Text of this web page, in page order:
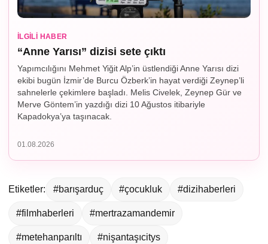
İLGILI HABER
“Anne Yarısı” dizisi sete çıktı
Yapımcılığını Mehmet Yiğit Alp’in üstlendiği Anne Yarısı dizi
ekibi bugün İzmir’de Burcu Özberk’in hayat verdiği Zeynep’li
sahnelerle çekimlere başladı. Melis Civelek, Zeynep Gür ve
Merve Göntem’in yazdığı dizi 10 Ağustos itibariyle
Kapadokya’ya taşınacak.
01.08.2026
Etiketler: #barışarduç #çocukluk #dizihaberleri
#filmhaberleri #mertrazamandemir
#metehanparıltı #nişantaşıcitys